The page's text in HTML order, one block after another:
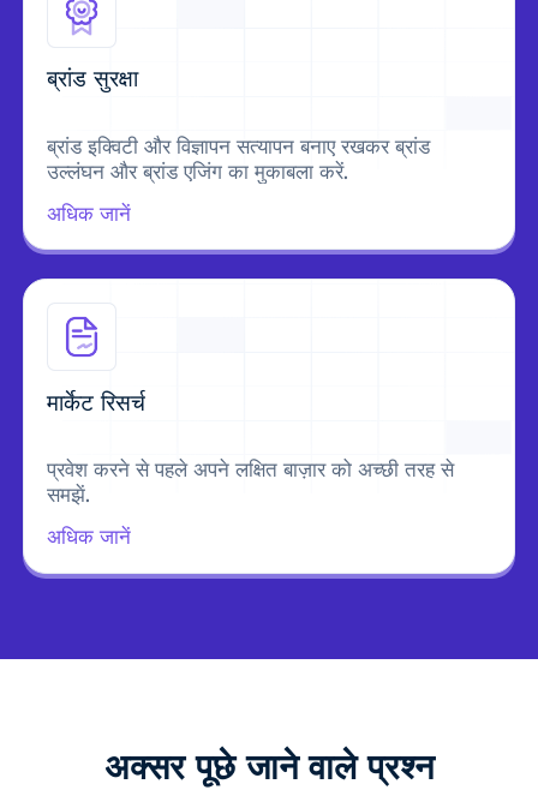
ब्रांड सुरक्षा
ब्रांड इक्विटी और विज्ञापन सत्यापन बनाए रखकर ब्रांड
उल्लंघन और ब्रांड एजिंग का मुकाबला करें.
अधिक जानें
मार्केट रिसर्च
प्रवेश करने से पहले अपने लक्षित बाज़ार को अच्छी तरह से
समझें.
अधिक जानें
अक्सर पूछे जाने वाले प्रश्न